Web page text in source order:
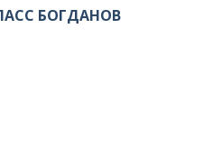
БОГДАНОВ